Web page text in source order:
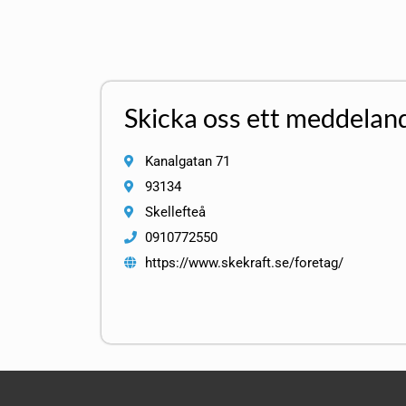
Skicka oss ett
Kanalgatan 71
93134
Skellefteå
0910772550
https://www.skekraft.se/foretag/